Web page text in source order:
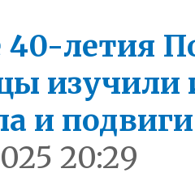
40-летия
изучили
и
20:29